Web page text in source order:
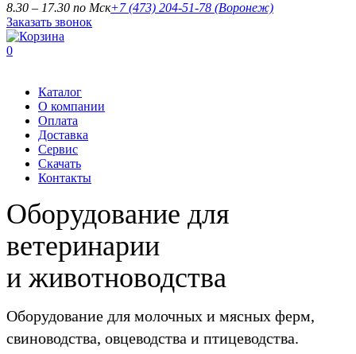
8.30 – 17.30 по Мск+7 (473) 204-51-78 (Воронеж)
Заказать звонок
0
Каталог
О компании
Оплата
Доставка
Сервис
Скачать
Контакты
Оборудование для
ветеринарии
и животноводства
Оборудование для молочных и мясных ферм,
свиноводства, овцеводства и птицеводства.